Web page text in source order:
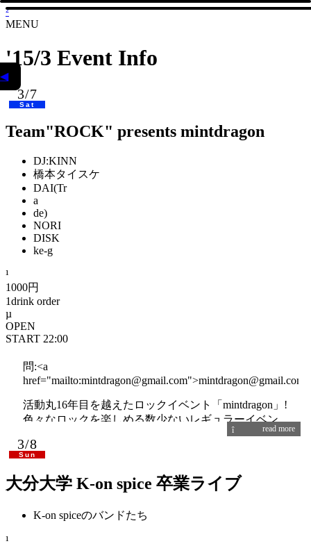
²
MENU
◀
'15/3 Event Info
3/7
Sat
Team"ROCK" presents mintdragon
DJ:KINN
橋本タイスケ
DAI(Tr
a
de)
NORI
DISK
ke-g
1000円
1drink order
OPEN
START 22:00
問:<a
活動丸16年目を越えたロックイベント「mintdragon」!
色々なロックを楽しめる数少ないレギュラーイベン
トとして、性別・年齢・ロックのジャンル問わず幅
広い客層で毎回大いに盛り上がっています!ロック好
から常連さんまで、みんなで一緒に騒ぎましょう!
Ska, Breakbeats, etc...
read more
3/8
Sun
大分大学 K-on spice 卒業ライブ
K-on spiceのバンドたち